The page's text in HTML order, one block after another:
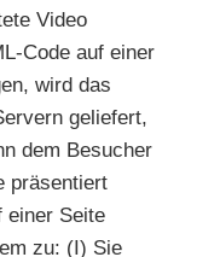
Video
Code auf einer
wird das
geliefert,
dem Besucher
präsentiert
einer Seite
zu: (I) Sie